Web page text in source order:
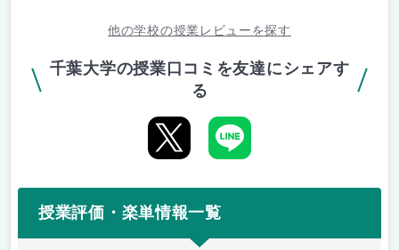
他の学校の授業レビューを探す
千葉大学の授業口コミを友達にシェアす
る
授業評価・楽単情報一覧